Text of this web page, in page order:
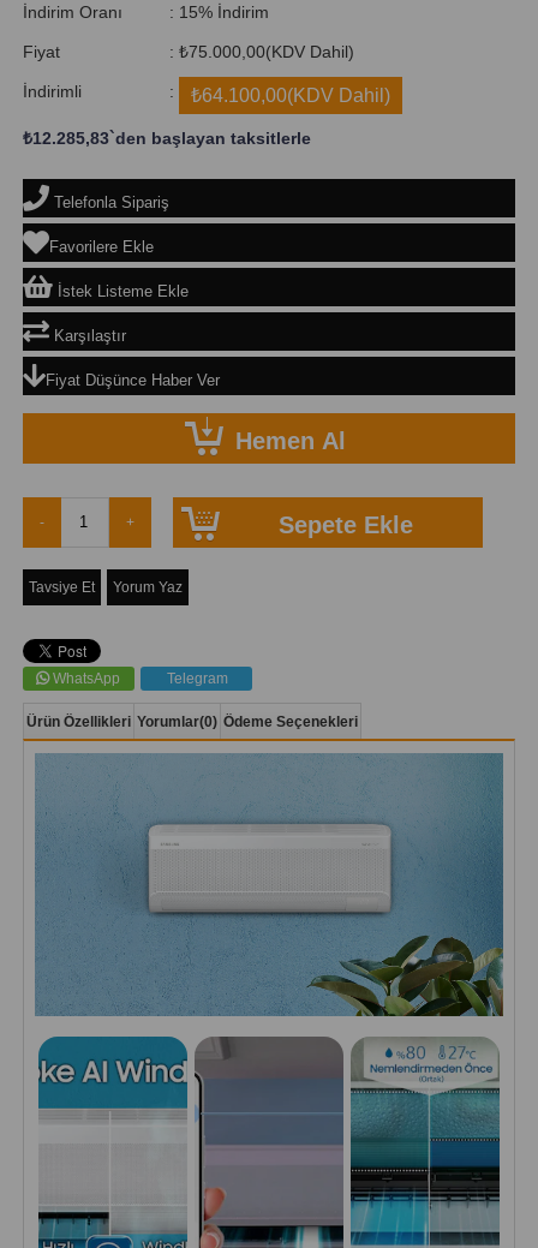
İndirim Oranı : %
15 İndirim
Fiyat : ₺75.000,00(KDV Dahil)
İndirimli : ₺64.100,00(KDV Dahil)
₺12.285,83`den başlayan taksitlerle
Telefonla Sipariş
Favorilere Ekle
İstek Listeme Ekle
Karşılaştır
Fiyat Düşünce Haber Ver
Tavsiye Et Yorum Yaz
WhatsApp Telegram
Ürün Özellikleri Yorumlar(0) Ödeme Seçenekleri